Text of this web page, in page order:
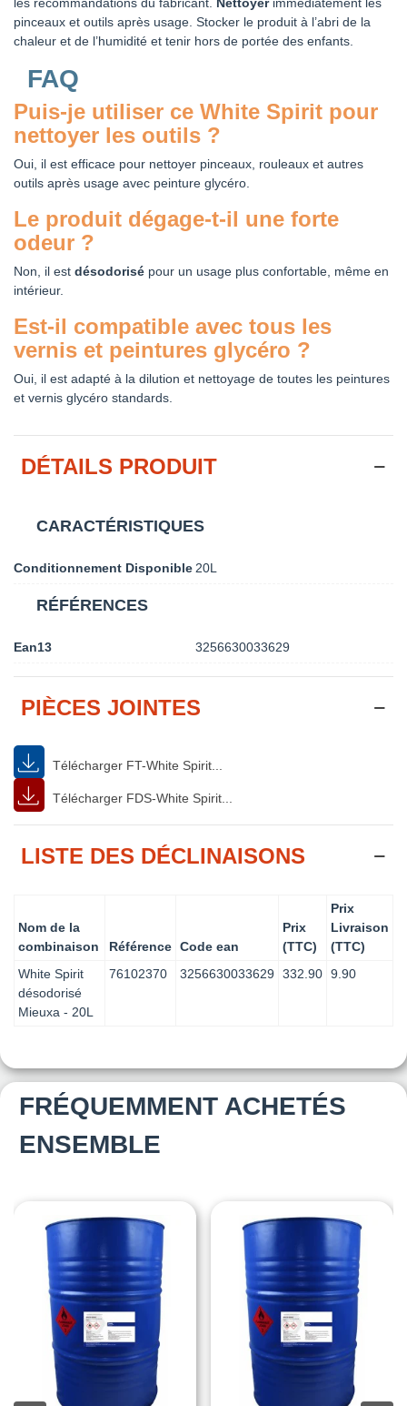
pinceaux et outils après usage. Stocker le produit à l’abri de la
chaleur et de l’humidité et tenir hors de portée des enfants.
FAQ
Puis-je utiliser ce White Spirit pour
nettoyer les outils ?
Oui, il est efficace pour nettoyer pinceaux, rouleaux et autres
outils après usage avec peinture glycéro.
Le produit dégage-t-il une forte
odeur ?
Non, il est désodorisé pour un usage plus confortable, même en
intérieur.
Est-il compatible avec tous les
vernis et peintures glycéro ?
Oui, il est adapté à la dilution et nettoyage de toutes les peintures
et vernis glycéro standards.
DÉTAILS PRODUIT
CARACTÉRISTIQUES
Conditionnement Disponible 20L
RÉFÉRENCES
Ean13 3256630033629
PIÈCES JOINTES
Télécharger FT-White Spirit...
Télécharger FDS-White Spirit...
LISTE DES DÉCLINAISONS
Nom de la
combinaison
Référence Code ean
Prix
(TTC)
Prix
Livraison
(TTC)
White Spirit
désodorisé
Mieuxa - 20L
76102370 3256630033629 332.90 9.90
FRÉQUEMMENT ACHETÉS
ENSEMBLE